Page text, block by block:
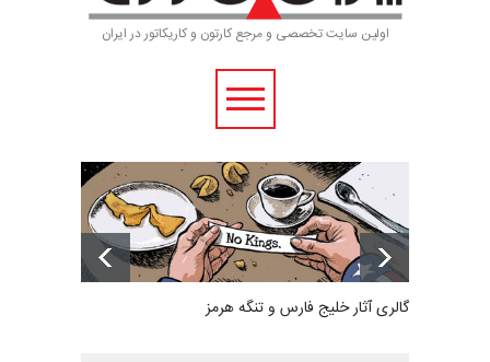
اولین سایت تخصصی و مرجع کارتون و کاریکاتور در ایران
گالری آثار خلیج فارس و تنگه هرمز